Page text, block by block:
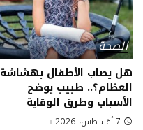
الصحة
هل يصاب الأطفال بهشاشة
العظام؟.. طبيب يوضح
الأسباب وطرق الوقاية
7 أغسطس، 2026